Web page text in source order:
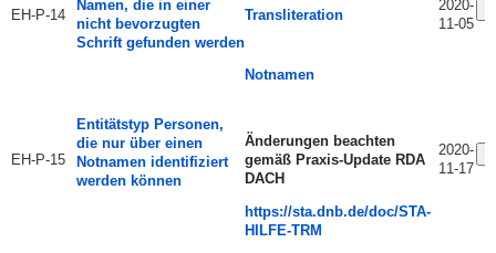
EH-P-14
Namen, die in einer
nicht bevorzugten
Schrift gefunden werden
Transliteration
2020-
11-05
EH-P-15
Entitätstyp Personen,
die nur über einen
Notnamen identifiziert
werden können
Notnamen
Änderungen beachten
gemäß Praxis-Update RDA
DACH
https://sta.dnb.de/doc/STA-
HILFE-TRM
2020-
11-17